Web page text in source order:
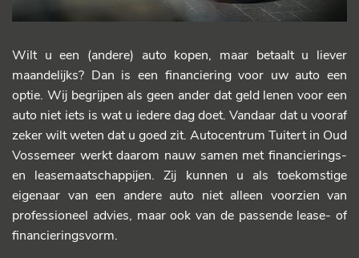
Wilt u een (andere) auto kopen, maar betaalt u liever
maandelijks? Dan is een financiering voor uw auto een
optie. Wij begrijpen als geen ander dat geld lenen voor een
auto niet iets is wat u iedere dag doet. Vandaar dat u vooraf
zeker wilt weten dat u goed zit. Autocentrum Tuitert in Oud
Vossemeer werkt daarom nauw samen met financierings-
en leasemaatschappijen. Zij kunnen u als toekomstige
eigenaar van een andere auto niet alleen voorzien van
professioneel advies, maar ook van de passende lease- of
financieringsvorm.